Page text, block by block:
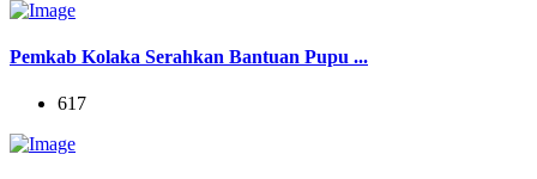
Pemkab Kolaka Serahkan Bantuan Pupu ...
617